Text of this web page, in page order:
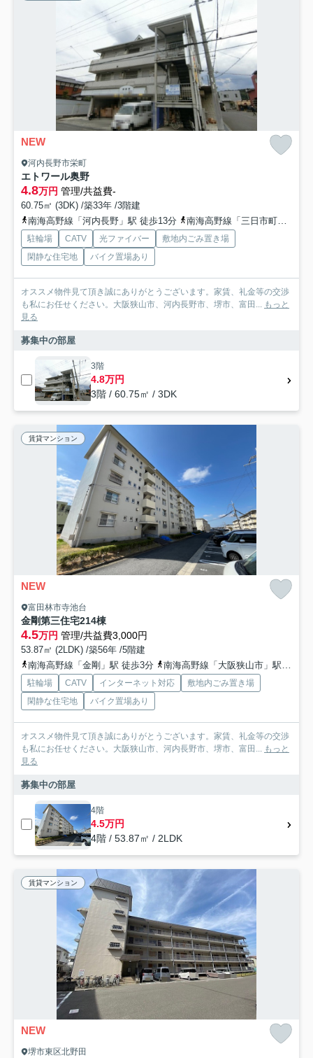
NEW
河内長野市栄町
エトワール奥野
4.8万円 管理/共益費-
60.75㎡ (3DK) /築33年 /3階建
南海高野線「河内長野」駅 徒歩13分
南海高野線「三日市町」駅 徒歩28分
駐輪場 CATV 光ファイバー
敷地内ごみ置き場
閑静な住宅地
バイク置場あり
オススメ物件見て頂き誠にありがとうございます。家賃、礼金等の交渉
も私にお任せください。大阪狭山市、河内長野市、堺市、富田...
もっと
見る
募集中の部屋
3階
4.8万円
3階 / 60.75㎡ / 3DK
賃貸マンション
NEW
富田林市寺池台
金剛第三住宅214棟
4.5万円 管理/共益費3,000円
53.87㎡ (2LDK) /築56年 /5階建
南海高野線「金剛」駅 徒歩3分
南海高野線「大阪狭山市」駅 徒歩15分
駐輪場 CATV インターネット対応
敷地内ごみ置き場
閑静な住宅地
バイク置場あり
オススメ物件見て頂き誠にありがとうございます。家賃、礼金等の交渉
も私にお任せください。大阪狭山市、河内長野市、堺市、富田...
もっと
見る
募集中の部屋
4階
4.5万円
4階 / 53.87㎡ / 2LDK
賃貸マンション
NEW
堺市東区北野田